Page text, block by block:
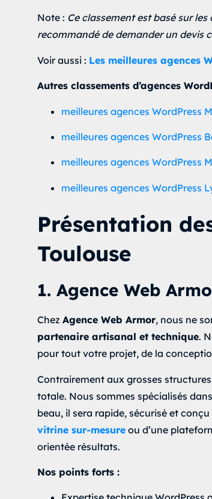
Note : Ce classement est basé sur
recommandé de demander un devis
Voir aussi : Les meilleures agences
Autres classements d’agences
meilleures agences WordPress
meilleures agences WordPress
meilleures agences WordPress
meilleures agences WordPress
Présentation
Toulouse
1. Agence Web
Chez Agence Web Armor, nous ne
partenaire artisanal et technique.
pour tout votre projet, de la
Contrairement aux grosses
totale. Nous sommes spécialisés
beau, il sera rapide, sécurisé et
vitrine sur-mesure ou d’une
orientée résultats.
Nos points forts :